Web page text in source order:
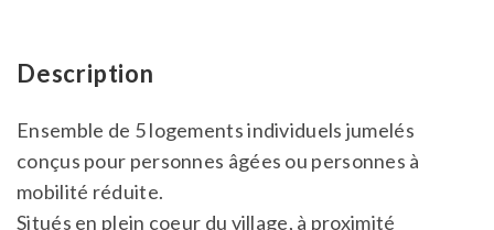
Description
Ensemble de 5 logements individuels jumelés
conçus pour personnes âgées ou personnes à
mobilité réduite.
Situés en plein coeur du village, à proximité